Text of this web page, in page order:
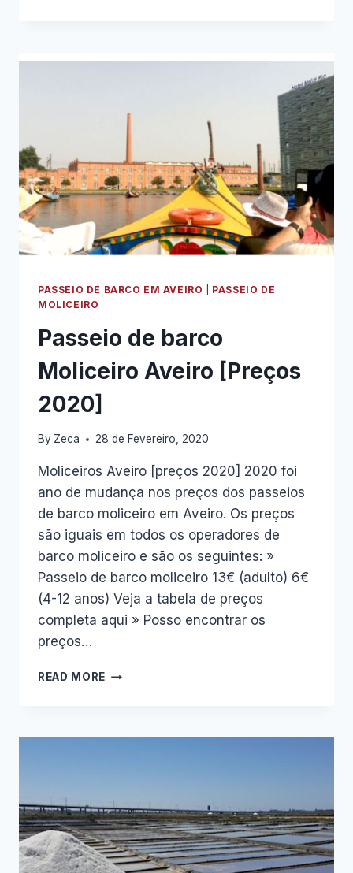
JUNHO
PASSEIO DE BARCO EM AVEIRO
PASSEIO DE
MOLICEIRO
Passeio de barco
Moliceiro Aveiro [Preços
2020]
By Zeca 28 de Fevereiro, 2020
Moliceiros Aveiro [preços 2020] 2020 foi
ano de mudança nos preços dos passeios
de barco moliceiro em Aveiro. Os preços
são iguais em todos os operadores de
barco moliceiro e são os seguintes: »
Passeio de barco moliceiro 13€ (adulto) 6€
(4-12 anos) Veja a tabela de preços
completa aqui » Posso encontrar os
preços…
READ MORE PASSEIO
AVEIRO